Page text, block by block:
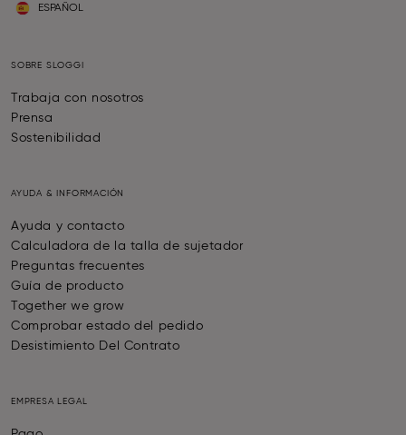
ESPAÑOL
SOBRE SLOGGI
Trabaja con nosotros
Prensa
Sostenibilidad
AYUDA & INFORMACIÓN
Ayuda y contacto
Calculadora de la talla de sujetador
Preguntas frecuentes
Guía de producto
Together we grow
Comprobar estado del pedido
Desistimiento Del Contrato
EMPRESA LEGAL